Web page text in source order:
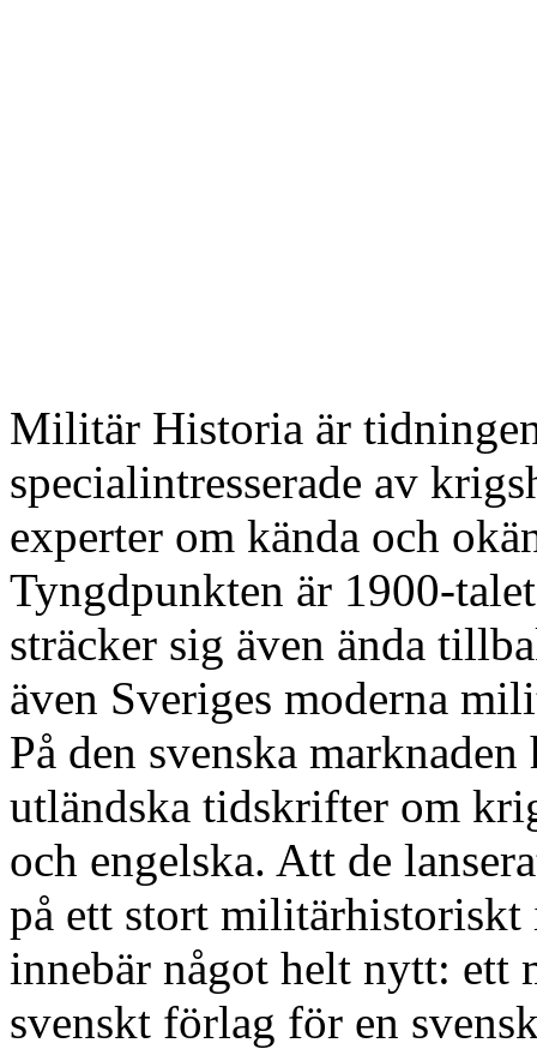
Militär Historia är
specialintresserade av
experter om kända och
Tyngdpunkten är 1900-
sträcker sig även ända
även Sveriges moderna
På den svenska
utländska tidskrifter om
och engelska. Att de
på ett stort
innebär något helt nytt: ett
svenskt förlag för en